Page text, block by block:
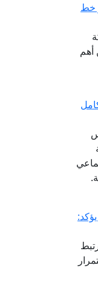
خط
أهم